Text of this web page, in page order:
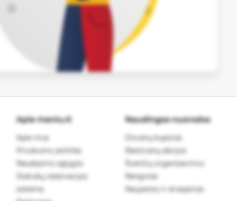
Apie meniu.lt
Apie mus
Privatumo politika
Naudojimo sąlygos
Staliukų rezervacijos
sistema
Naudingos nuorodos
Dovanų kuponai
Restoranų akcijos
Švenčių organizavimui
Renginiai
Naujienos ir straipsniai